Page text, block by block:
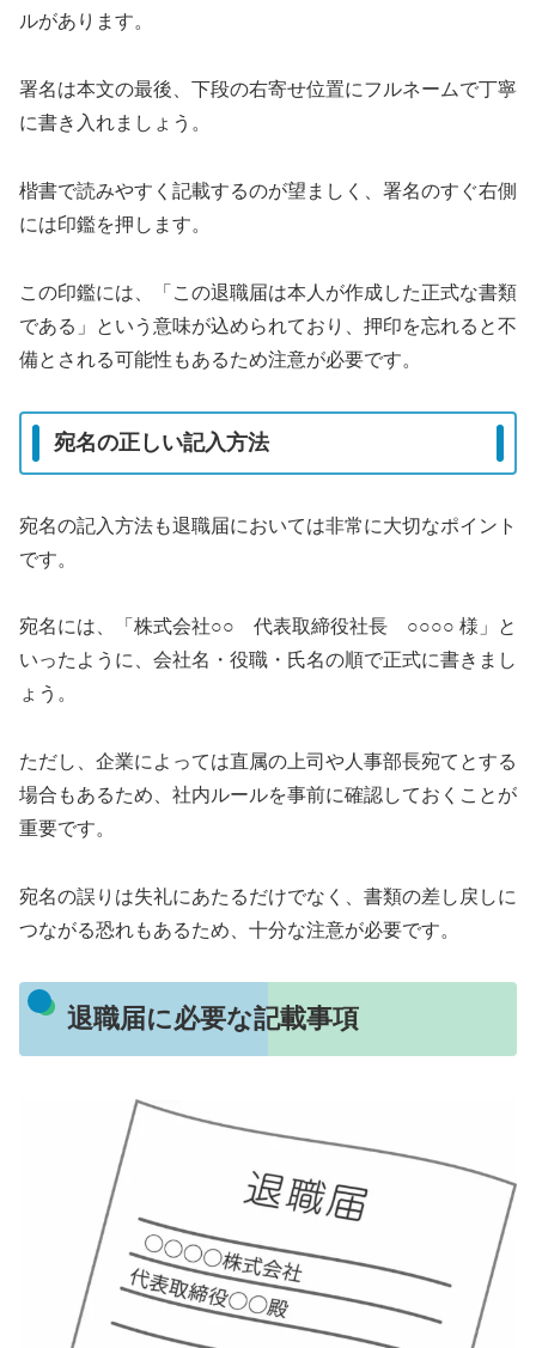
ルがあります。
署名は本文の最後、下段の右寄せ位置にフルネームで丁寧
に書き入れましょう。
楷書で読みやすく記載するのが望ましく、署名のすぐ右側
には印鑑を押します。
この印鑑には、「この退職届は本人が作成した正式な書類
である」という意味が込められており、押印を忘れると不
備とされる可能性もあるため注意が必要です。
宛名の正しい記入方法
宛名の記入方法も退職届においては非常に大切なポイント
です。
宛名には、「株式会社○○ 代表取締役社長 ○○○○ 様」と
いったように、会社名・役職・氏名の順で正式に書きまし
ょう。
ただし、企業によっては直属の上司や人事部長宛てとする
場合もあるため、社内ルールを事前に確認しておくことが
重要です。
宛名の誤りは失礼にあたるだけでなく、書類の差し戻しに
つながる恐れもあるため、十分な注意が必要です。
退職届に必要な記載事項